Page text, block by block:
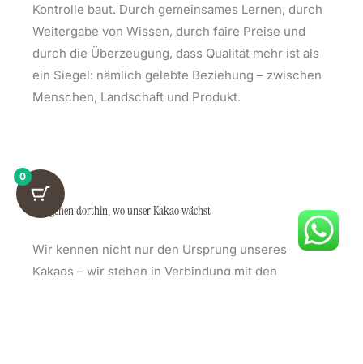
Kontrolle baut. Durch gemeinsames Lernen, durch
Weitergabe von Wissen, durch faire Preise und
durch die Überzeugung, dass Qualität mehr ist als
ein Siegel: nämlich gelebte Beziehung – zwischen
Menschen, Landschaft und Produkt.
Wir gehen dorthin, wo unser Kakao wächst
Wir kennen nicht nur den Ursprung unseres
Kakaos – wir stehen in Verbindung mit den
0